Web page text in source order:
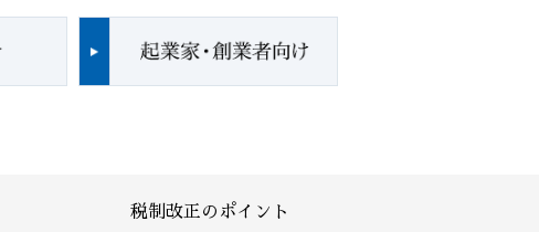
税制改正のポイント